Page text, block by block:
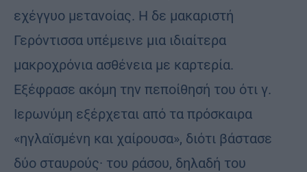
εχέγγυο μετανοίας. Η δε μακαριστή
Γερόντισσα υπέμεινε μια ιδιαίτερα
μακροχρόνια ασθένεια με καρτερία.
Εξέφρασε ακόμη την πεποίθησή του ότι γ.
Ιερωνύμη εξέρχεται από τα πρόσκαιρα
«ηγλαϊσμένη και χαίρουσα», διότι βάστασε
δύο σταυρούς· του ράσου, δηλαδή του